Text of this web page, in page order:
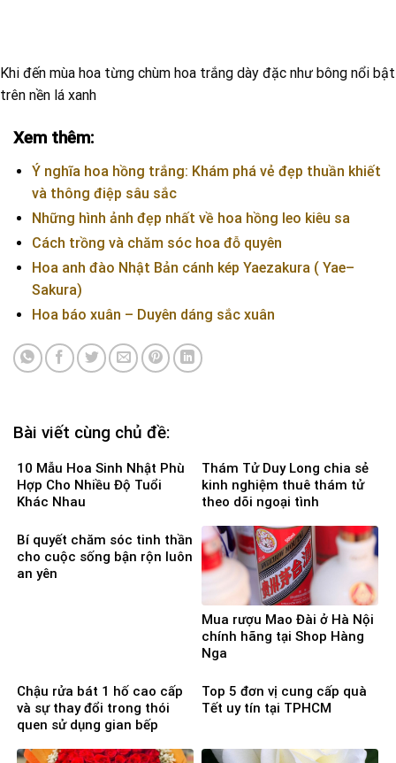
Khi đến mùa hoa từng chùm hoa trắng dày đặc như bông nổi bật
trên nền lá xanh
Xem thêm:
Ý nghĩa hoa hồng trắng: Khám phá vẻ đẹp thuần khiết
và thông điệp sâu sắc
Những hình ảnh đẹp nhất về hoa hồng leo kiêu sa
Cách trồng và chăm sóc hoa đỗ quyên
Hoa anh đào Nhật Bản cánh kép Yaezakura ( Yae–
Sakura)
Hoa báo xuân – Duyên dáng sắc xuân
Bài viết cùng chủ đề:
10 Mẫu Hoa Sinh Nhật Phù
Hợp Cho Nhiều Độ Tuổi
Khác Nhau
Thám Tử Duy Long chia sẻ
kinh nghiệm thuê thám tử
theo dõi ngoại tình
Bí quyết chăm sóc tinh thần
cho cuộc sống bận rộn luôn
an yên
Mua rượu Mao Đài ở Hà Nội
chính hãng tại Shop Hàng
Nga
Chậu rửa bát 1 hố cao cấp
và sự thay đổi trong thói
quen sử dụng gian bếp
Top 5 đơn vị cung cấp quà
Tết uy tín tại TPHCM